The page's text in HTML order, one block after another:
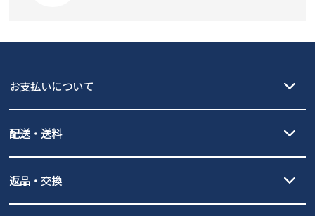
GAP
瞬足
お支払いについて
PayPay（オンライン決済）、代金引換のご利用が可能です。
配送・送料
北海道・本州・四国・九州…550円
全国一律…220円（税込）
発送日・送料詳細についてはご利用ガイドを
返品・交換